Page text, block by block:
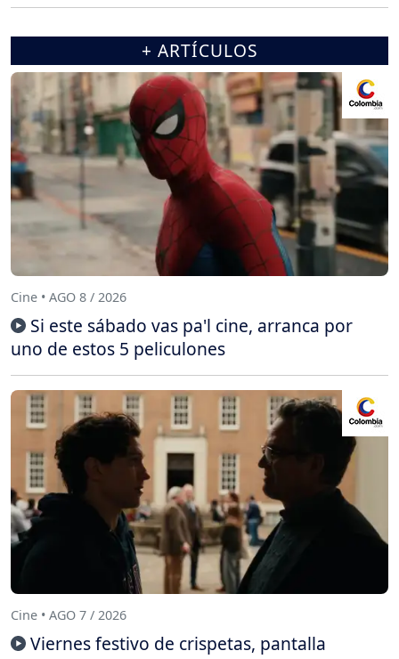
+ ARTÍCULOS
Cine • AGO 8 / 2026
Si este sábado vas pa'l cine, arranca por
uno de estos 5 peliculones
Cine • AGO 7 / 2026
Viernes festivo de crispetas, pantalla